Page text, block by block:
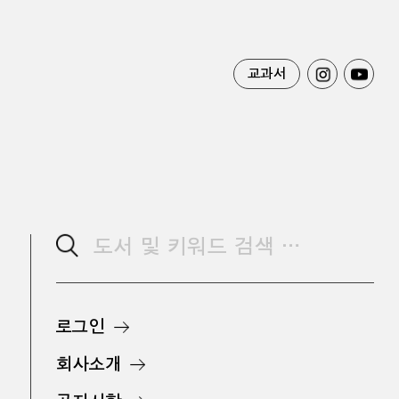
교과서
로그인
회사소개